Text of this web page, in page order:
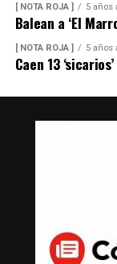
[ NOTA ROJA ] 5 años
Balean a ‘El
[ NOTA ROJA ] 5 años
Caen 13